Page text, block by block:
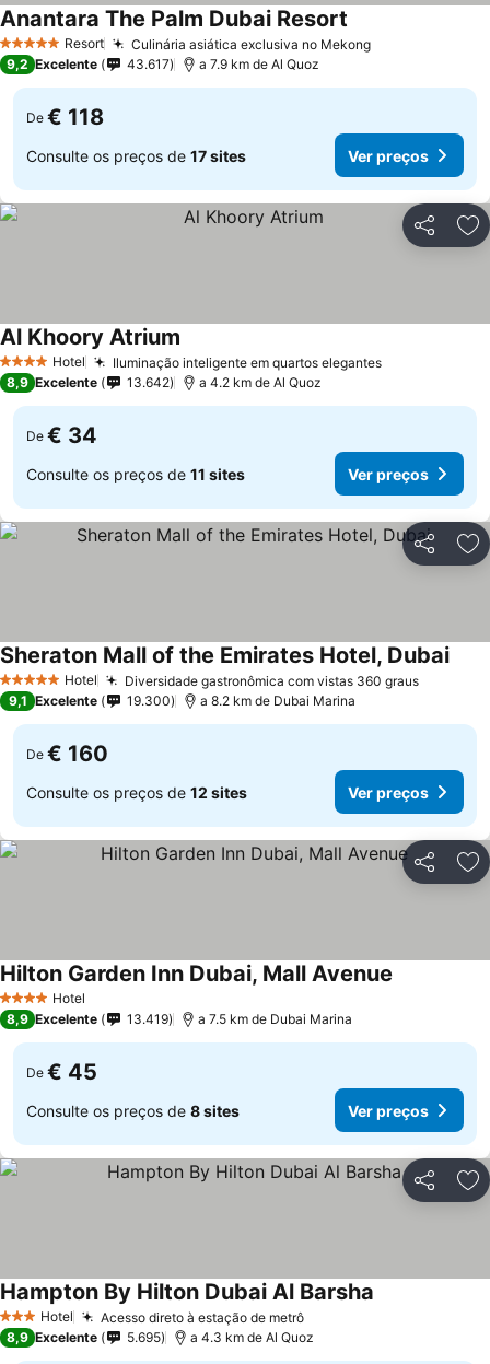
5 Estrelas Resort Culinária asiática exclusiva no MekongVer preços
Anantara The Palm Dubai Resort
9,2 Excelente 43.617 a 7.9 km de Al Quoz
De € 118
Consulte os preços de 17 sites Ver preços
Partilhar
4 EstrelasHotel Iluminação inteligente em quartos elegantesVer preços
Al Khoory Atrium
8,9 Excelente 13.642 a 4.2 km de Al Quoz
De € 34
Consulte os preços de 11 sites Ver preços
Partilhar
5 Estrelas Hotel Diversidade gastronômica com vistas 360 grausVer
Sheraton Mall of the Emirates Hotel, DubaiVer
9,1 Excelente 19.300 a 8.2 km de Dubai Marina
De € 160
Consulte os preços de 12 sites Ver preços
Partilhar
4 EstrelasHotel
Hilton Garden Inn Dubai, Mall Avenue
8,9 Excelente 13.419 a 7.5 km de Dubai Marina
De € 45
Consulte os preços de 8 sites Ver preços
Partilhar
3 EstrelasHotel Acesso direto à estação de metrôVer preços
Hampton By Hilton Dubai Al Barsha
8,9 Excelente 5.695 a 4.3 km de Al Quoz